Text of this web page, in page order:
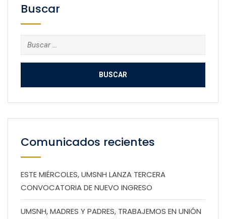
Buscar
Buscar:
Comunicados recientes
ESTE MIÉRCOLES, UMSNH LANZA TERCERA
CONVOCATORIA DE NUEVO INGRESO
UMSNH, MADRES Y PADRES, TRABAJEMOS EN UNIÓN